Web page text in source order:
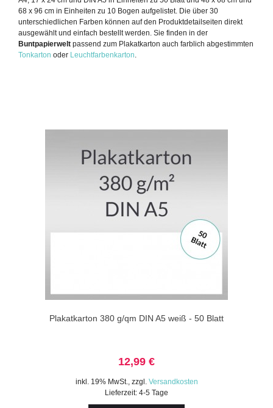
68 x 96 cm in Einheiten zu 10 Bogen aufgelistet. Die über 30
unterschiedlichen Farben können auf den Produktdetailseiten direkt
ausgewählt und einfach bestellt werden. Sie finden in der
Buntpapierwelt passend zum Plakatkarton auch farblich abgestimmten
Tonkarton oder Leuchtfarbenkarton.
Plakatkarton 380 g/qm DIN A5 weiß - 50 Blatt
12,99 €
inkl. 19% MwSt., zzgl. Versandkosten
Lieferzeit: 4-5 Tage